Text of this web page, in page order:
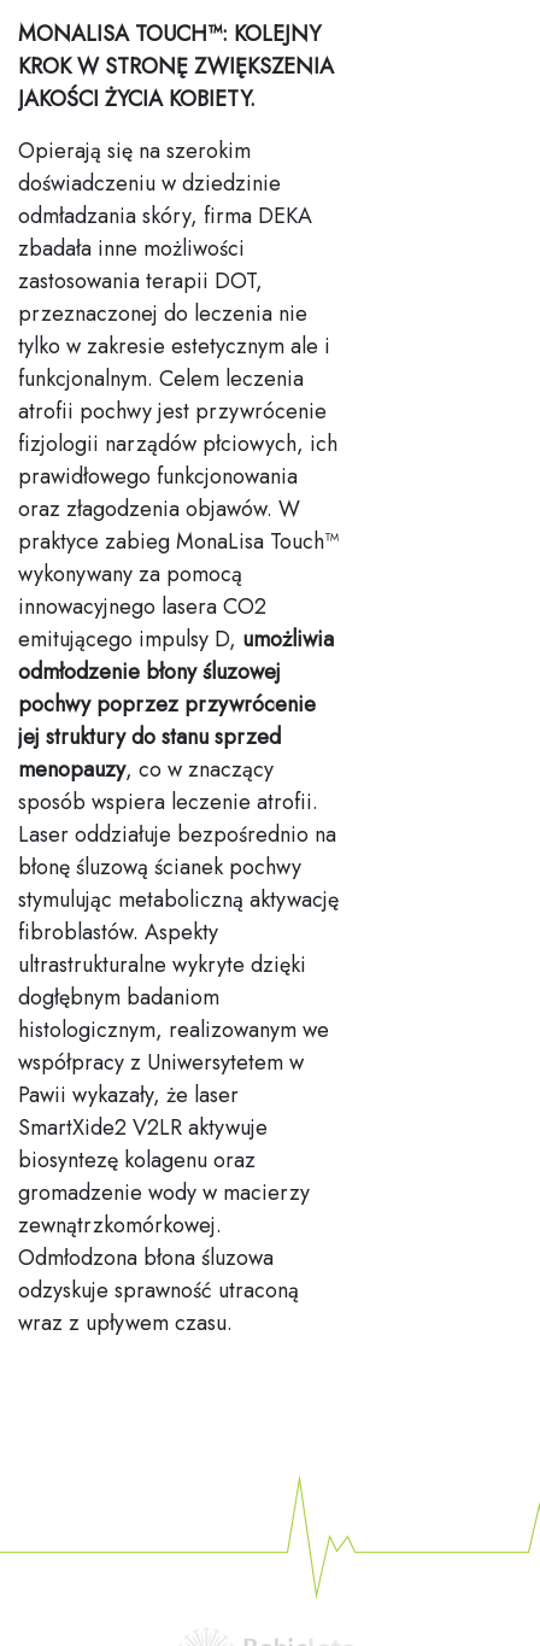
MONALISA TOUCH™: KOLEJNY
KROK W STRONĘ ZWIĘKSZENIA
JAKOŚCI ŻYCIA KOBIETY.
Opierają się na szerokim
doświadczeniu w dziedzinie
odmładzania skóry, firma DEKA
zbadała inne możliwości
zastosowania terapii DOT,
przeznaczonej do leczenia nie
tylko w zakresie estetycznym ale i
funkcjonalnym. Celem leczenia
atrofii pochwy jest przywrócenie
fizjologii narządów płciowych, ich
prawidłowego funkcjonowania
oraz złagodzenia objawów. W
praktyce zabieg MonaLisa Touch™
wykonywany za pomocą
innowacyjnego lasera CO2
emitującego impulsy D, umożliwia
odmłodzenie błony śluzowej
pochwy poprzez przywrócenie
jej struktury do stanu sprzed
menopauzy, co w znaczący
sposób wspiera leczenie atrofii.
Laser oddziałuje bezpośrednio na
błonę śluzową ścianek pochwy
stymulując metaboliczną aktywację
fibroblastów. Aspekty
ultrastrukturalne wykryte dzięki
dogłębnym badaniom
histologicznym, realizowanym we
współpracy z Uniwersytetem w
Pawii wykazały, że laser
SmartXide2 V2LR aktywuje
biosyntezę kolagenu oraz
gromadzenie wody w macierzy
zewnątrzkomórkowej.
Odmłodzona błona śluzowa
odzyskuje sprawność utraconą
wraz z upływem czasu.